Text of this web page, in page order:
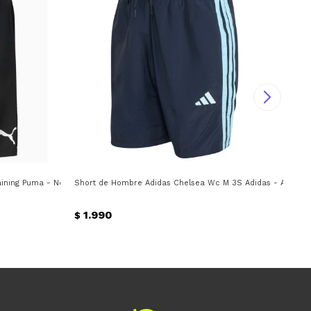
Puma - NegroShort de Hombre Adidas Chelsea Wc M 3S Adidas - Azul -
$ 1.990